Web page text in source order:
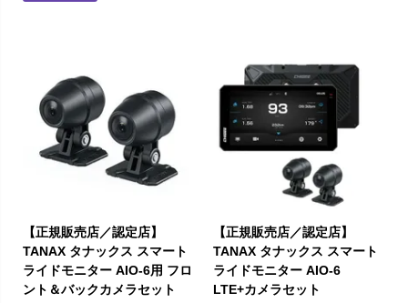
【正規販売店／認定店】
TANAX タナックス スマート
ライドモニター AIO-6用 フロ
ント＆バックカメラセット
【正規販売店／認定店】
TANAX タナックス スマート
ライドモニター AIO-6
LTE+カメラセット